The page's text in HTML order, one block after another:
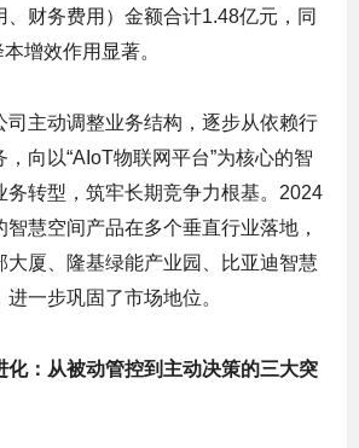
、财务费用）金额合计1.48亿元，同
增效作用显著。
司主动调整业务结构，逐步从依赖行
向以“AIoT物联网平台”为核心的智
务转型，筑牢长期竞争力根基。2024
慧空间产品在多个垂直行业落地，
大厦、隆基绿能产业园、比亚迪智慧
一步巩固了市场地位。
化：从被动管控到主动决策的三大突